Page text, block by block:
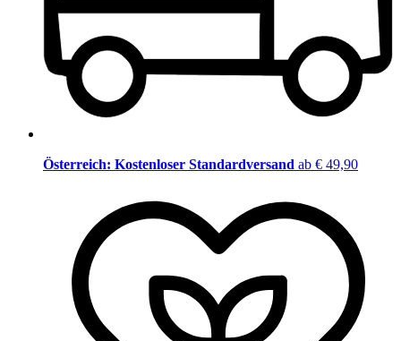
Österreich: Kostenloser Standardversand ab € 49,90